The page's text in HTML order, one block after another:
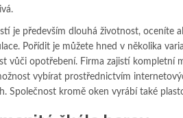
je především dlouhá životnost, oceníte
Pořídit je můžete hned v několika
vůči opotřebení. Firma zajistí kompletní
vybírat prostřednictvím
Společnost kromě oken vyrábí také